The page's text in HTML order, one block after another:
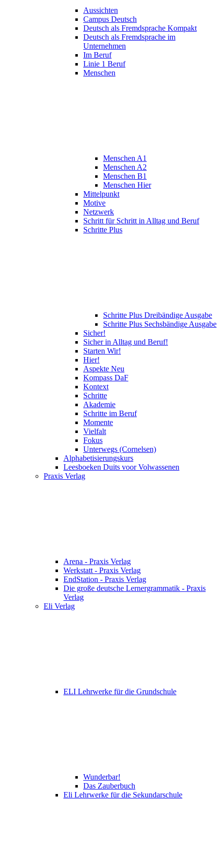
Aussichten
Campus Deutsch
Deutsch als Fremdsprache Kompakt
Deutsch als Fremdsprache im
Unternehmen
Im Beruf
Linie 1 Beruf
Menschen
Menschen A1
Menschen A2
Menschen B1
Menschen Hier
Mittelpunkt
Motive
Netzwerk
Schritt für Schritt in Alltag und Beruf
Schritte Plus
Schritte Plus Dreibändige Ausgabe
Schritte Plus Sechsbändige Ausgabe
Sicher!
Sicher in Alltag und Beruf!
Starten Wir!
Hier!
Aspekte Neu
Kompass DaF
Kontext
Schritte
Akademie
Schritte im Beruf
Momente
Vielfalt
Fokus
Unterwegs (Cornelsen)
Alphabetisierungskurs
Leesboeken Duits voor Volwassenen
Praxis Verlag
Arena - Praxis Verlag
Werkstatt - Praxis Verlag
EndStation - Praxis Verlag
Die große deutsche Lernergrammatik - Praxis
Verlag
Eli Verlag
ELI Lehrwerke für die Grundschule
Wunderbar!
Das Zauberbuch
Eli Lehrwerke für die Sekundarschule